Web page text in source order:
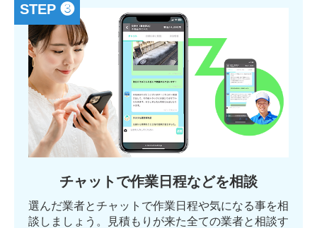
STEP ❸
チャットで作業日程などを相談
選んだ業者とチャットで作業日程や気になる事を相
談しましょう。見積もりが来た全ての業者と相談す